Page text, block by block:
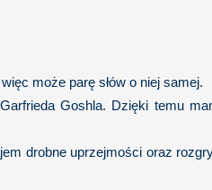
może parę słów o niej samej.
Goshla. Dzięki temu
drobne uprzejmości oraz